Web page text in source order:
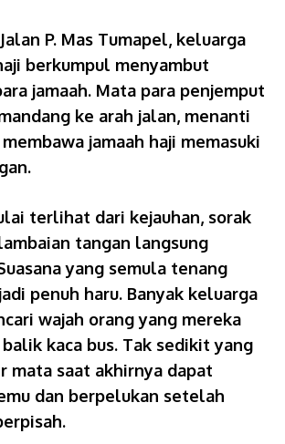
P. Mas Tumapel, keluarga
berkumpul menyambut
jamaah. Mata para penjemput
ke arah jalan, menanti
jamaah haji memasuki
terlihat dari kejauhan, sorak
tangan langsung
yang semula tenang
penuh haru. Banyak keluarga
wajah orang yang mereka
kaca bus. Tak sedikit yang
mata saat akhirnya dapat
dan berpelukan setelah